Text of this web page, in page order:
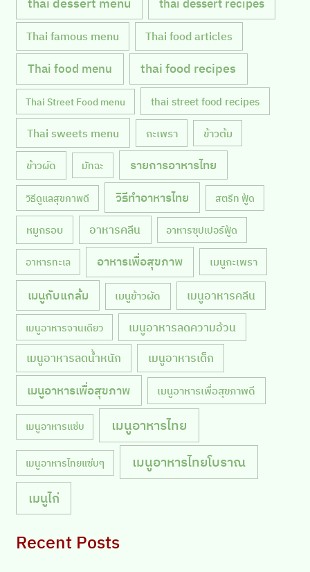
thai dessert menu thai dessert recipes
Thai famous menu Thai food articles
Thai food menu thai food recipes
Thai Street Food menu thai street food recipes
Thai sweets menu กะเพรา ข้าวต้ม
ข้าวผัด มัทฉะ รายการอาหารไทย
วิธีดูแลสุขภาพดี วิธีทำอาหารไทย สตรีท ฟู้ด
หมูกรอบ อาหารคลีน อาหารซุปเปอร์ฟู้ด
อาหารทะเล อาหารเพื่อสุขภาพ เมนูกะเพรา
เมนูกับแกล้ม เมนูข้าวผัด เมนูอาหารคลีน
เมนูอาหารจานเดียว เมนูอาหารลดความอ้วน
เมนูอาหารลดน้ำหนัก เมนูอาหารเด็ก
เมนูอาหารเพื่อสุขภาพ เมนูอาหารเพื่อสุขภาพดี
เมนูอาหารแซ่บ เมนูอาหารไทย
เมนูอาหารไทยแซ่บๆ เมนูอาหารไทยโบราณ
เมนูไก่
Recent Posts